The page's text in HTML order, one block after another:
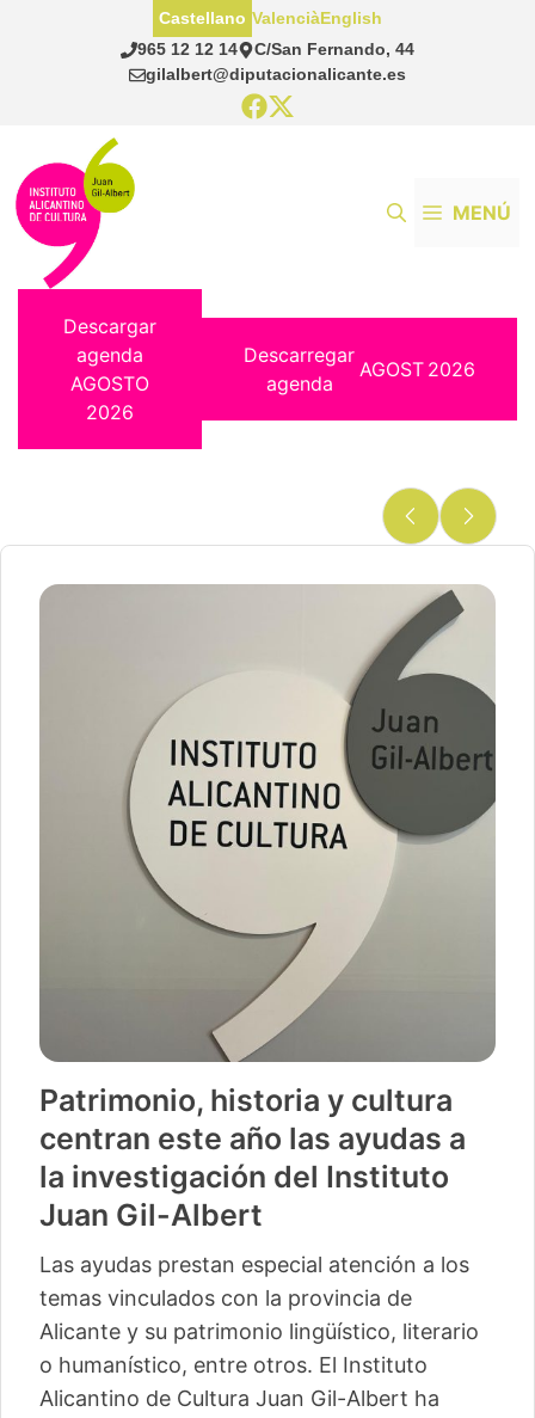
965 12 12 14
C/San Fernando, 44
gilalbert@diputacionalicante.es
Castellano ValenciàEnglish
MENÚ
Descargar
agenda
AGOSTO
2026
Descarregar
agenda
AGOST 2026
Patrimonio, historia y cultura
centran este año las ayudas a
la investigación del Instituto
Juan Gil-Albert
Las ayudas prestan especial atención a los
temas vinculados con la provincia de
Alicante y su patrimonio lingüístico, literario
o humanístico, entre otros. El Instituto
Alicantino de Cultura Juan Gil-Albert ha